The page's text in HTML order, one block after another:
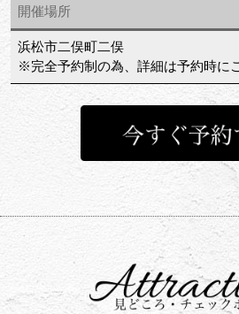
開催場所
浜松市二俣町二俣
※完全予約制の為、詳細は予約時に